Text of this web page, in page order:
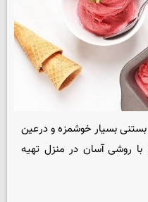
بسیار خوشمزه و درعین
روشی آسان در منزل تهیه